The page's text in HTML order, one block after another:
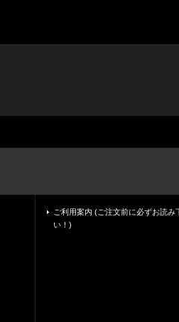
ご利用案内 (ご注文前に必ずお読み
い！)